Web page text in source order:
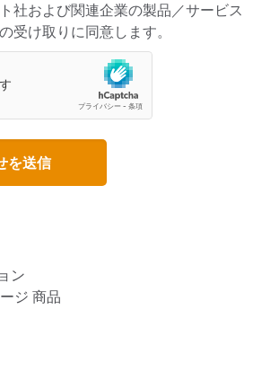
社および関連企業の製品／サービス
受け取りに同意します。
ン
ジ 商品